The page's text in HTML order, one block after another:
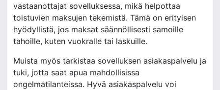
vastaanottajat sovelluksessa, mikä helpottaa
toistuvien maksujen tekemistä. Tämä on erityisen
hyödyllistä, jos maksat säännöllisesti samoille
tahoille, kuten vuokralle tai laskuille.
Muista myös tarkistaa sovelluksen asiakaspalvelu ja
tuki, jotta saat apua mahdollisissa
ongelmatilanteissa. Hyvä asiakaspalvelu voi